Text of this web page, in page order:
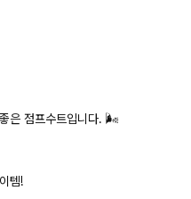
좋은 점프수트입니다. 🌬️
템!